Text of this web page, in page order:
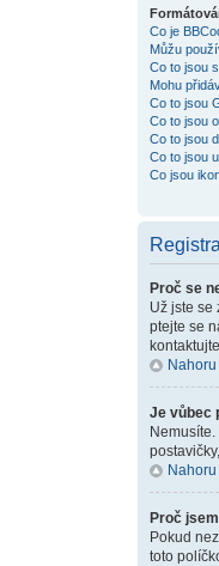
Co je
Můžu
Co to jsou
Mohu
Co to jsou
Co to jsou
Co to jsou
Co to jsou
Co jsou
Proč se
Už jste se
ptejte se
Nahoru
Je vůbec
Nahoru
Proč
Pokud
toto